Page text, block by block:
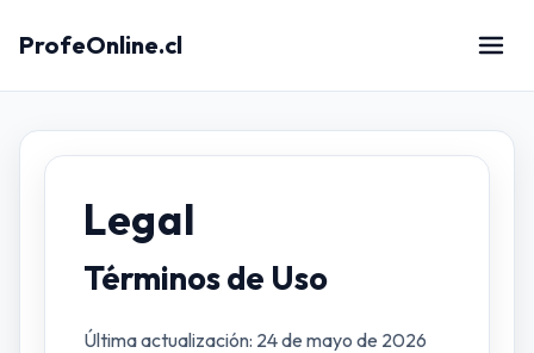
ProfeOnline.cl
Legal
Términos de Uso
Última actualización: 24 de mayo de 2026